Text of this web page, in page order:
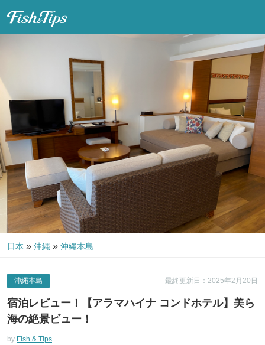
日本 » 沖縄 » 沖縄本島
最終更新日：2025年2月20日
沖縄本島
宿泊レビュー！【アラマハイナ コンドホテル】美ら
海の絶景ビュー！
by Fish & Tips